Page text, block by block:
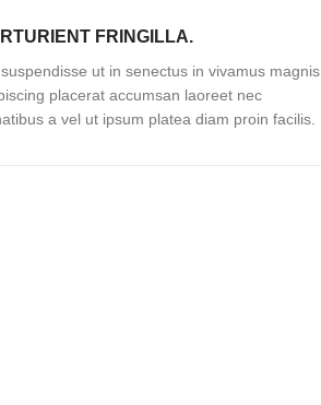
FRINGILLA.
ut in senectus in vivamus magnis
placerat accumsan laoreet nec
a vel ut ipsum platea diam proin facilis.